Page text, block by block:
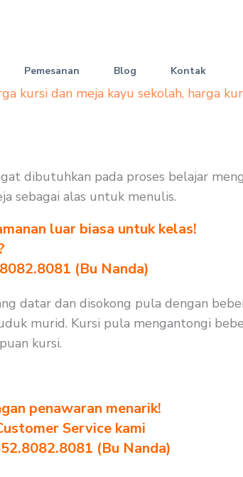
Pemesanan Blog Kontak
kursi dan meja kayu sekolah, harga
dibutuhkan pada proses belajar
sebagai alas untuk menulis.
luar biasa untuk kelas!
(Bu Nanda)
datar dan disokong pula dengan
murid. Kursi pula mengantongi
kursi.
penawaran menarik!
Service kami
(Bu Nanda)